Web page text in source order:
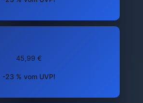
45,99 €
-23 % vom UVP!